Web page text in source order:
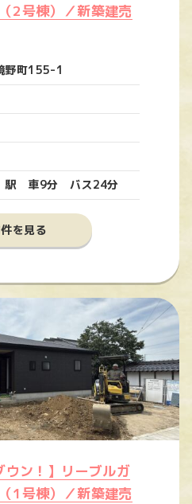
2号棟）／新築建売
野町155-1
駅 車9分 バス24分
を見る
ウン！】リーブルガ
1号棟）／新築建売